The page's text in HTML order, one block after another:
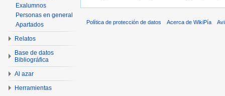
Exalumnos
Personas en general
Apartados
Relatos
Base de datos
Bibliográfica
Al azar
Herramientas
Política de protección de datos Acerca de WikiPía